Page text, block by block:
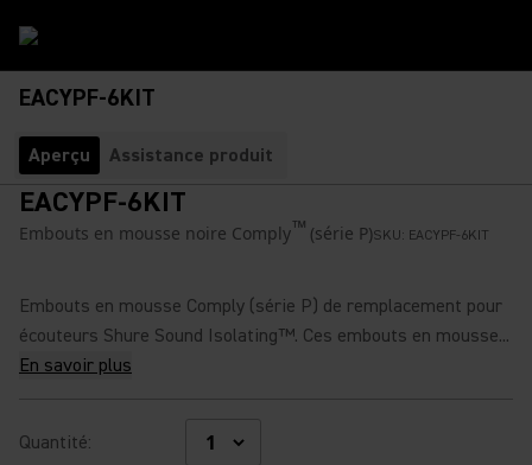
EACYPF-6KIT
Aperçu Assistance produit
EACYPF-6KIT
Embouts en mousse noire Comply™ (série P)SKU: EACYPF-6KIT
Embouts en mousse Comply (série P) de remplacement pour
écouteurs Shure Sound Isolating™. Ces embouts en mousse...
En savoir plus
Quantité: